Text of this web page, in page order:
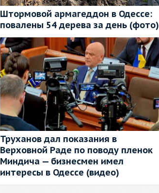
Штормовой армагеддон в Одессе:
повалены 54 дерева за день (фото)
Труханов дал показания в
Верховной Раде по поводу пленок
Миндича — бизнесмен имел
интересы в Одессе (видео)